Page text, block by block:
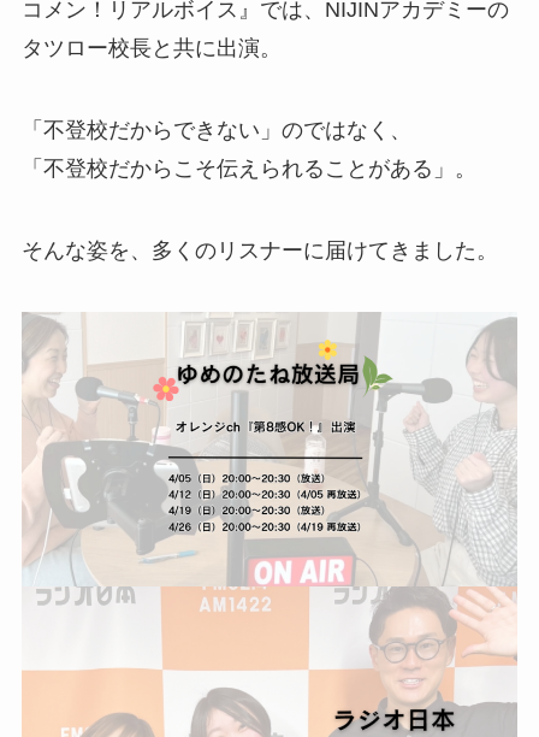
コメン！リアルボイス』では、NIJINアカデミーの
タツロー校長と共に出演。
「不登校だからできない」のではなく、
「不登校だからこそ伝えられることがある」。
そんな姿を、多くのリスナーに届けてきました。